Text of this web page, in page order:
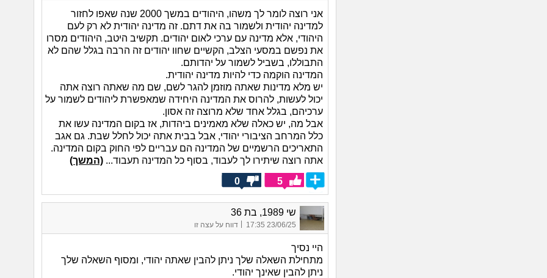
אני רוצה לומר לך משהו, היהודים במשך 2000 שנה שאפו לחזור
למדינה יהודית ולשמור בה את דתם. זה מדינה יהודית לא רק לעם
היהודי, אלא מדינה עם ערכי לאום יהודים. תקשיב היטב, היהודים מסרו
את נפשם במסעי הצלב, הקשיים שחוו יהודים זה הרבה בגלל שהם לא
התבוללו, בשביל לשמור על יהדותם.
המדינה הוקמה כדי להיות מדינה יהודית.
יש מלא מדינות שאתה מוזמן להגר לשם, שם מה שאתה רוצה אתה
יכול לעשות, להרוס את המדינה היחידה שמאפשרת ליהודים לשמור על
ערכיהם, בגלל אחד שלא מרוצה זה אסון.
אבל מה, יש כאלה שלא מאמינים ביהדות, אז בקום המדינה עשו את
כלל המרחב הציבורי יהודי, אבל בבית אתה יכול לחלל שבת. גם אגב
התאריכים הרשמיים של המדינה הם עבריים לפי החוק בקום המדינה.
אתה רוצה שיתירו לך לעבוד, בסוף כל המדינה תעבוד... (המשך)
5
0
שי 1989, בת 36
23/06/25 17:35
| דווח על עצה זו
היי נסיך
מתחילת השאלה שלך ניתן להבין שאתה יהודי, ומסוף השאלה שלך
ניתן להבין שאינך יהודי.